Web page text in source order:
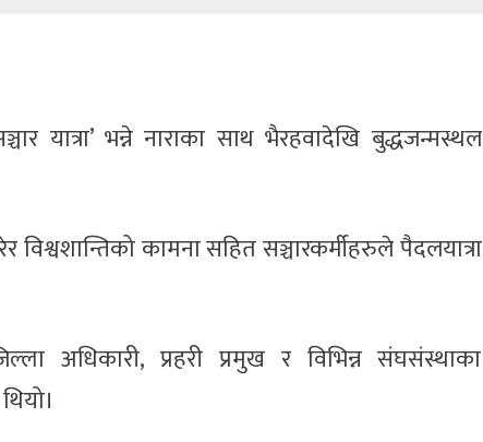
यात्रा’ भन्ने नाराका साथ भैरहवादेखि बुद्धजन्मस्थल
कामना सहित सञ्चारकर्मीहरुले पैदलयात्रा
अधिकारी, प्रहरी प्रमुख र विभिन्न संघसंस्थाका